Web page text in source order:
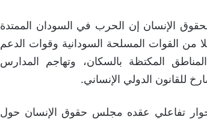
الإنسان إن الحرب في السودان الممتدة
من القوات المسلحة السودانية وقوات الدعم
المكتظة بالسكان، وتهاجم المدارس
للقانون الدولي الإنساني.
تفاعلي عقده مجلس حقوق الإنسان حول